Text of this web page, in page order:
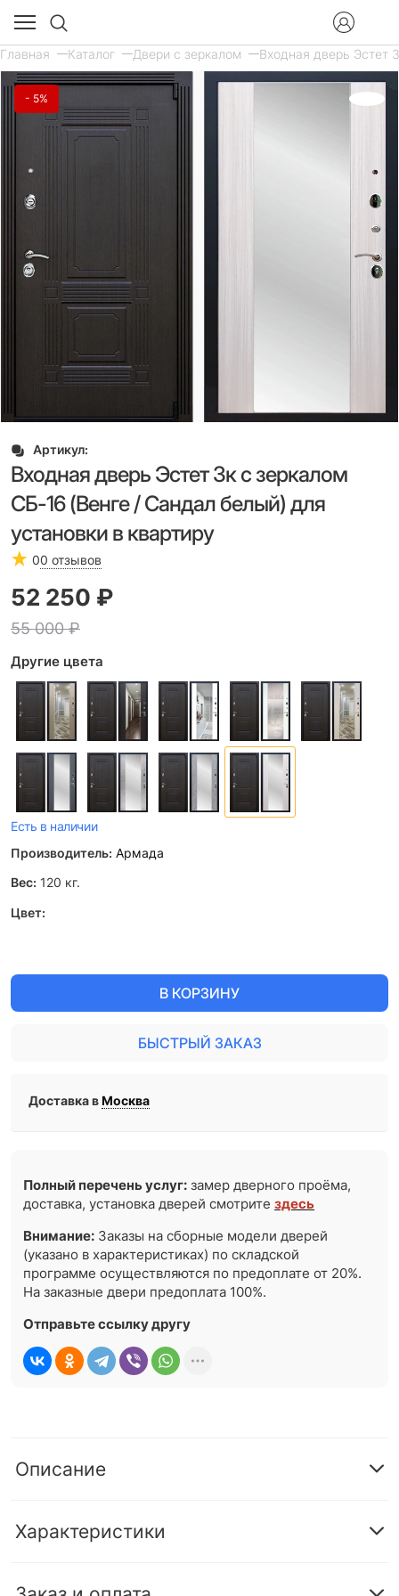
Главная Каталог Двери с зеркалом Входная дверь Эстет
- 5%
Артикул:
Входная дверь Эстет 3к с зеркалом
СБ-16 (Венге / Сандал белый) для
установки в квартиру
00 отзывов
55 000 ₽
52 250 ₽
Другие цвета
Есть в наличии
Производитель: Армада
Вес: 120 кг.
Цвет:
В КОРЗИНУ
БЫСТРЫЙ ЗАКАЗ
Доставка вМосква
Полный перечень услуг: замер дверного проёма,
доставка, установка дверей смотритездесь
Внимание: Заказы на сборные модели дверей
(указано в характеристиках) по складской
программе осуществляются по предоплате от 20%.
На заказные двери предоплата 100%.
Отправьте ссылку другу
Описание
Характеристики